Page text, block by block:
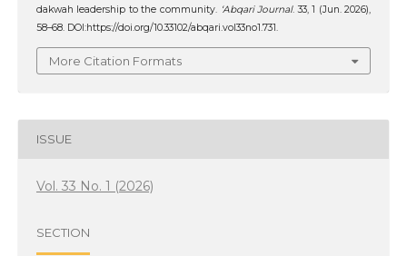
dakwah leadership to the community. ‘Abqari Journal. 33, 1 (Jun. 2026),
58–68. DOI:https://doi.org/10.33102/abqari.vol33no1.731.
More Citation Formats
ISSUE
Vol. 33 No. 1 (2026)
SECTION